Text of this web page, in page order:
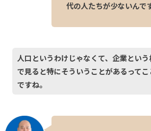
代の人たちが少ないんで
人口というわけじゃなくて、企業という
で見ると特にそういうことがあるってこ
ですね。